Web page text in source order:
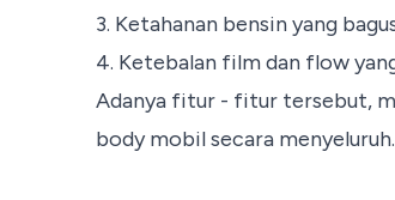
3. Ketahanan bensin yang
4. Ketebalan film dan flow
Adanya fitur - fitur tersebut,
body mobil secara